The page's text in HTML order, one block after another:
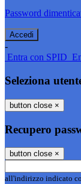
Password
-
Entra con SPID
Seleziona
button close ×
Recupero
button close ×
all'indirizzo indicato